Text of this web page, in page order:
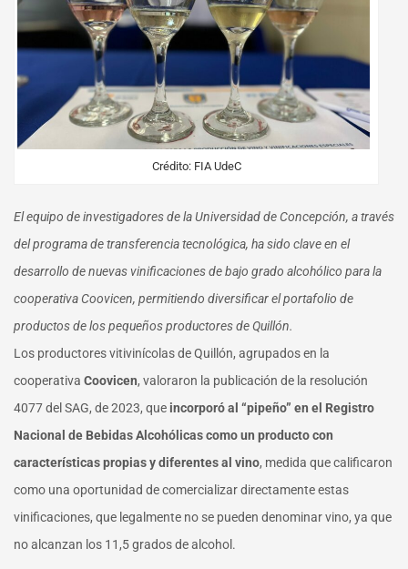
denominación
de
Crédito: FIA UdeC
El equipo de investigadores de la Universidad de Concepción, a través
del programa de transferencia tecnológica, ha sido clave en el
desarrollo de nuevas vinificaciones de bajo grado alcohólico para la
cooperativa Coovicen, permitiendo diversificar el portafolio de
productos de los pequeños productores de Quillón.
Los productores vitivinícolas de Quillón, agrupados en la
cooperativa Coovicen, valoraron la publicación de la resolución
4077 del SAG, de 2023, que incorporó al “pipeño” en el Registro
Nacional de Bebidas Alcohólicas como un producto con
características propias y diferentes al vino, medida que calificaron
como una oportunidad de comercializar directamente estas
vinificaciones, que legalmente no se pueden denominar vino, ya que
no alcanzan los 11,5 grados de alcohol.